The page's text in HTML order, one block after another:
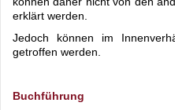
erklärt werden.
Jedoch können im
getroffen werden.
Buchführung